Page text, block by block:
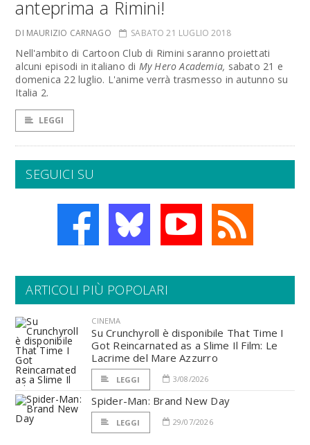
anteprima a Rimini!
DI MAURIZIO CARNAGO SABATO 21 LUGLIO 2018
Nell'ambito di Cartoon Club di Rimini saranno proiettati
alcuni episodi in italiano di My Hero Academia, sabato 21 e
domenica 22 luglio. L'anime verrà trasmesso in autunno su
Italia 2.
LEGGI
SEGUICI SU
ARTICOLI PIÙ POPOLARI
CINEMA
Su Crunchyroll è disponibile That Time I
Got Reincarnated as a Slime Il Film: Le
Lacrime del Mare Azzurro
LEGGI 3/08/2026
Spider-Man: Brand New Day
LEGGI 29/07/2026